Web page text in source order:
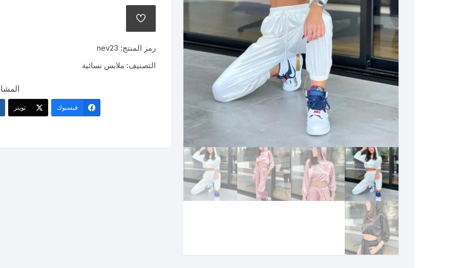
إضافة
قائمة
الرغبات رمز المنتج: nev23
التصنيف: ملابس نسائية
فيسبوك تويتر